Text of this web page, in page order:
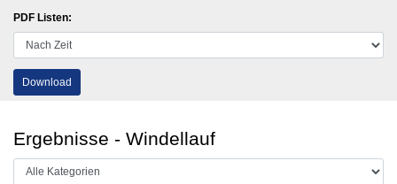
PDF Listen:
Download
Ergebnisse - Windellauf